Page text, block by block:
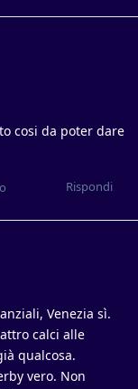
cosi da poter dare
Rispondi
Venezia sì.
calci alle
qualcosa.
vero. Non